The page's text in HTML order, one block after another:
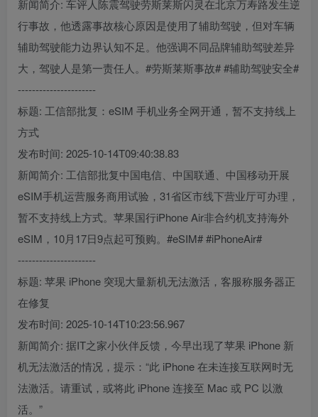
新闻简介: 车评人陈震驾驶劳斯莱斯闪灵在北京万寿路发生逆
行事故，他透露事故核心原因是使用了辅助驾驶，但对车辆
辅助驾驶能力边界认知不足。他强调不同品牌辅助驾驶差异
大，驾驶人是第一责任人。#劳斯莱斯事故# #辅助驾驶安全#
----------------------
标题: 工信部批复：eSIM 手机业务全网开通，暂不支持线上
方式
发布时间: 2025-10-14T09:40:38.83
新闻简介: 工信部批复中国电信、中国联通、中国移动开展
eSIM手机运营服务商用试验，31省区市线下营业厅可办理，
暂不支持线上方式。苹果国行iPhone Air非合约机支持海外
eSIM，10月17日9点起可预购。#eSIM# #iPhoneAir#
----------------------
标题: 苹果 iPhone 突现大量新机无法激活，客服称服务器正
在修复
发布时间: 2025-10-14T10:23:56.967
新闻简介: 据IT之家小伙伴反馈，今早出现了苹果 iPhone 新
机无法激活的情况，提示：“此 iPhone 在未连接互联网时无
法激活。请重试，或将此 iPhone 连接至 Mac 或 PC 以激
活。”